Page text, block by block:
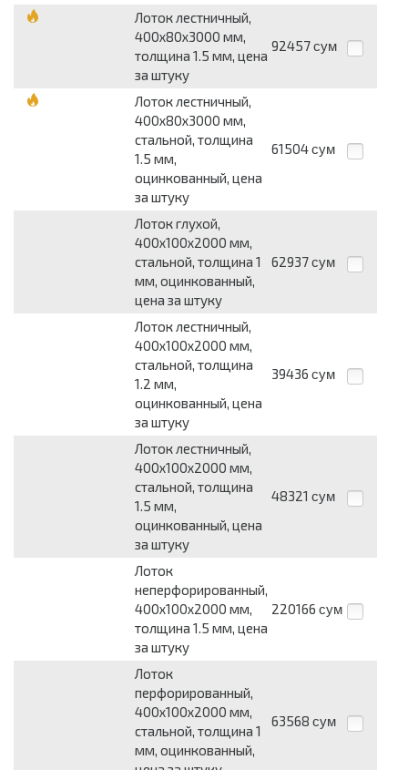
Лоток лестничный,
400х80х3000 мм,
толщина 1.5 мм, цена
за штуку
92457 сум
Лоток лестничный,
400х80х3000 мм,
стальной, толщина
1.5 мм,
оцинкованный, цена
за штуку
61504 сум
Лоток глухой,
400х100х2000 мм,
стальной, толщина 1
мм, оцинкованный,
цена за штуку
62937 сум
Лоток лестничный,
400х100х2000 мм,
стальной, толщина
1.2 мм,
оцинкованный, цена
за штуку
39436 сум
Лоток лестничный,
400х100х2000 мм,
стальной, толщина
1.5 мм,
оцинкованный, цена
за штуку
48321 сум
Лоток
неперфорированный,
400х100х2000 мм,
толщина 1.5 мм, цена
за штуку
220166 сум
Лоток
перфорированный,
400х100х2000 мм,
стальной, толщина 1
мм, оцинкованный,
63568 сум